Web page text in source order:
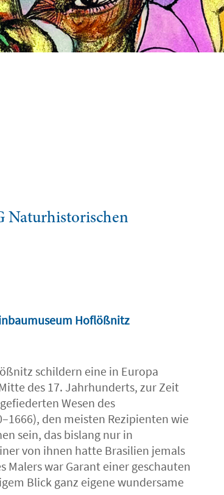
Naturhistorischen
Hoflößnitz
schildern eine in Europa
des 17. Jahrhunderts, zur Zeit
Wesen des
den meisten Rezipienten wie
sein, das bislang nur in
von ihnen hatte Brasilien jemals
Malers war Garant einer geschauten
Blick ganz eigene wundersame